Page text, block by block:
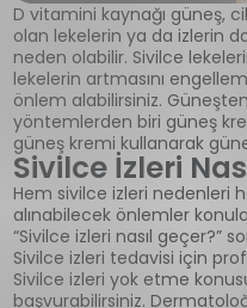
D vitamini kaynağı güneş,
olan lekelerin ya da izlerin
neden olabilir. Sivilce
lekelerin artmasını
önlem alabilirsiniz.
yöntemlerden biri güneş
güneş kremi kullanarak
Sivilce İzleri
Hem sivilce izleri nedenleri
alınabilecek önlemler
“Sivilce izleri nasıl geçer?”
Sivilce izleri tedavisi için
Sivilce izleri yok etme
başvurabilirsiniz.